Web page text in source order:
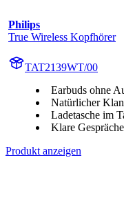
Philips
True Wireless Kopfhörer
TAT2139WT/00
Earbuds ohne
Natürlicher
Ladetasche im
Klare Gespräche
Produkt anzeigen